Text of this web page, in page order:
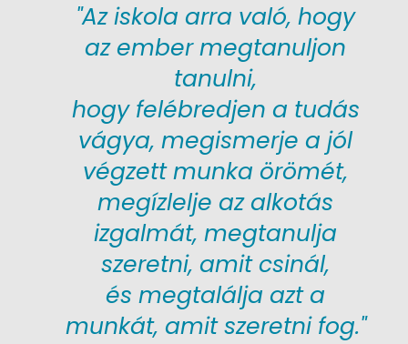
"Az iskola arra való, hogy
az ember megtanuljon
tanulni,
hogy felébredjen a tudás
vágya, megismerje a jól
végzett munka örömét,
megízlelje az alkotás
izgalmát, megtanulja
szeretni, amit csinál,
és megtalálja azt a
munkát, amit szeretni fog."